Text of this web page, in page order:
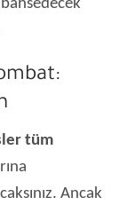
tüm
Ancak